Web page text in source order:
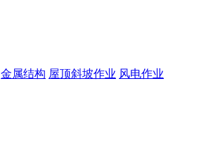
金属结构 屋顶斜坡作业 风电作业